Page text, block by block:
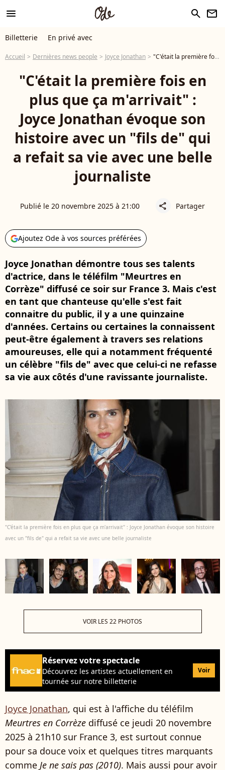
menu search newsletter
Billetterie En privé avec
Accueil Dernières news people Joyce Jonathan "C'était la première fois en plus que ça m'arrivait" : Joyce Jonathan évoque son histoire avec un "fils de" qui a refait sa vie avec une belle journaliste
"C'était la première fois en
plus que ça m'arrivait" :
Joyce Jonathan évoque son
histoire avec un "fils de" qui
a refait sa vie avec une belle
journaliste
Publié le 20 novembre 2025 à 21:00 share Partager
Ajoutez Ode à vos sources préférées
Joyce Jonathan démontre tous ses talents
d'actrice, dans le téléfilm "Meurtres en
Corrèze" diffusé ce soir sur France 3. Mais c'est
en tant que chanteuse qu'elle s'est fait
connaitre du public, il y a une quinzaine
d'années. Certains ou certaines la connaissent
peut-être également à travers ses relations
amoureuses, elle qui a notamment fréquenté
un célèbre "fils de" avec que celui-ci ne refasse
sa vie aux côtés d'une ravissante journaliste.
"C'était la première fois en plus que ça m'arrivait" : Joyce Jonathan évoque son histoire
avec un "fils de" qui a refait sa vie avec une belle journaliste
VOIR LES 22 PHOTOS
Réservez votre spectacle
Découvrez les artistes actuellement en
tournée sur notre billetterie
Voir
Joyce Jonathan, qui est à l'affiche du téléfilm
Meurtres en Corrèze diffusé ce jeudi 20 novembre
2025 à 21h10 sur France 3, est surtout connue
pour sa douce voix et quelques titres marquants
comme Je ne sais pas (2010). Mais aussi pour avoir